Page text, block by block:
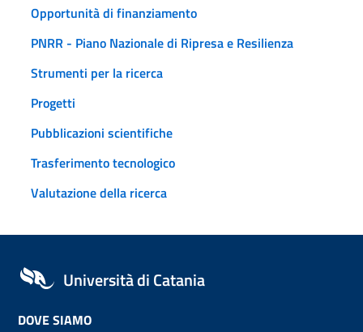
Opportunità di finanziamento
PNRR - Piano Nazionale di Ripresa e Resilienza
Strumenti per la ricerca
Progetti
Pubblicazioni scientifiche
Trasferimento tecnologico
Valutazione della ricerca
Università di Catania
DOVE SIAMO